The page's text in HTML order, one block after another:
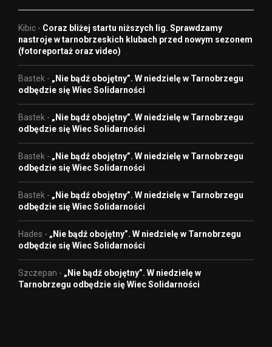
Kibic - Coraz bliżej startu niższych lig. Sprawdzamy
nastroje w tarnobrzeskich klubach przed nowym sezonem
(fotoreportaż oraz video)
Bastek - „Nie bądź obojętny”. W niedzielę w Tarnobrzegu
odbędzie się Wiec Solidarności
Bastek - „Nie bądź obojętny”. W niedzielę w Tarnobrzegu
odbędzie się Wiec Solidarności
Bastek - „Nie bądź obojętny”. W niedzielę w Tarnobrzegu
odbędzie się Wiec Solidarności
Bastek - „Nie bądź obojętny”. W niedzielę w Tarnobrzegu
odbędzie się Wiec Solidarności
Hades - „Nie bądź obojętny”. W niedzielę w Tarnobrzegu
odbędzie się Wiec Solidarności
Szczepan - „Nie bądź obojętny”. W niedzielę w
Tarnobrzegu odbędzie się Wiec Solidarności